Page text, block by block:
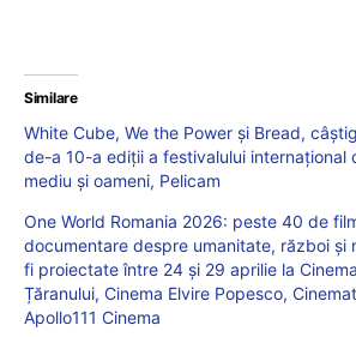
Similare
White Cube, We the Power și Bread,
de-a 10-a ediții a festivalului internațional
mediu și oameni, Pelicam
One World Romania 2026: peste 40 de
documentare despre umanitate, război și
fi proiectate între 24 și 29 aprilie la
Țăranului, Cinema Elvire Popesco,
Apollo111 Cinema